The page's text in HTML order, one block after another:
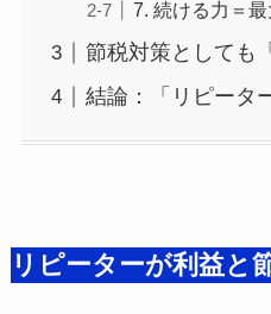
7. 続ける力＝
節税対策としても
結論：「リピータ
リピーターが利益と